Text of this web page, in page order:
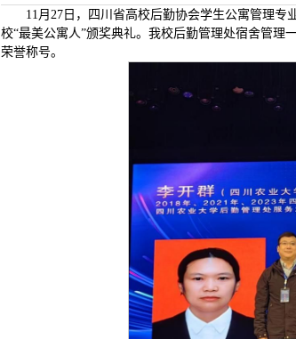
11月27日，四川省高校后勤协会学生公寓管理
校“最美公寓人”颁奖典礼。我校后勤管理处宿舍管理
荣誉称号。